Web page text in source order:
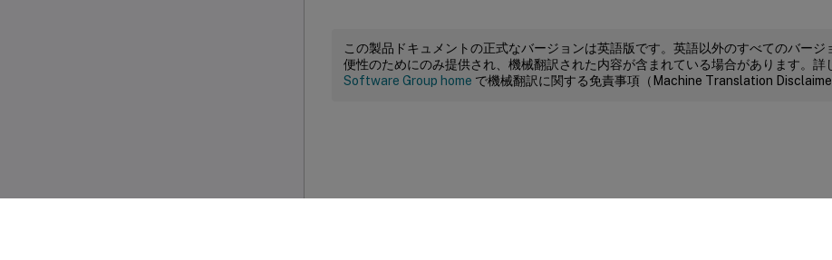
この製品ドキュメントの正式なバージョンは英語版です。英語以外のすべてのバージ
便性のためにのみ提供され、機械翻訳された内容が含まれている場合があります。詳
Software Group home で機械翻訳に関する免責事項（Machine Translation